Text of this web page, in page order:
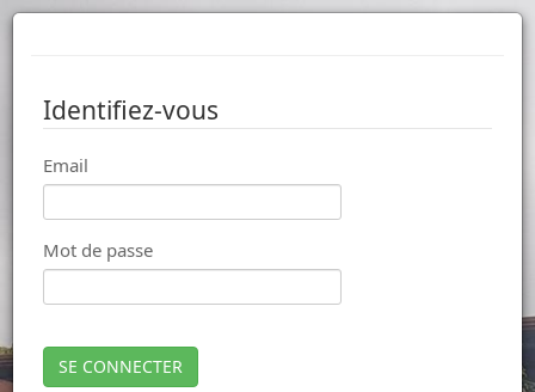
Identifiez-vous
Email
Mot de passe
SE CONNECTER